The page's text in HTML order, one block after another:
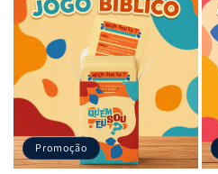
Média
Full
Color
Brochura
Rei
Leão
Média
&amp;
Full
Color
|
Brochura
|
Rei
Leão
Promoção